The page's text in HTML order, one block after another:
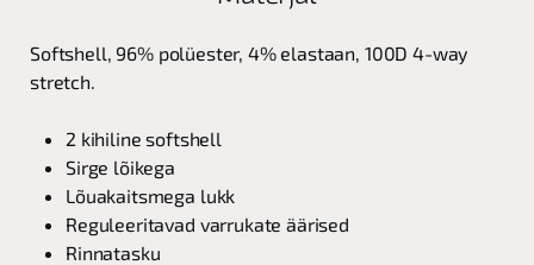
Softshell, 96% polüester, 4% elastaan, 100D 4-way
stretch.
2 kihiline softshell
Sirge lõikega
Lõuakaitsmega lukk
Reguleeritavad varrukate äärised
Rinnatasku